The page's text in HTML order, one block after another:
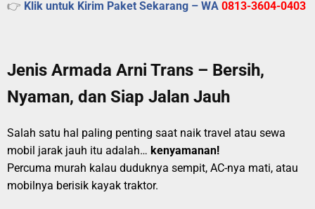
👉 Klik untuk Kirim Paket Sekarang – WA 0813-3604-0403
Jenis Armada Arni Trans – Bersih,
Nyaman, dan Siap Jalan Jauh
Salah satu hal paling penting saat naik travel atau sewa
mobil jarak jauh itu adalah… kenyamanan!
Percuma murah kalau duduknya sempit, AC-nya mati, atau
mobilnya berisik kayak traktor.